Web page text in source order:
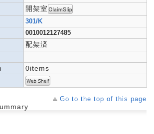
開架室
301/K
0010012127485
配架済
0items
Go to the top of this page